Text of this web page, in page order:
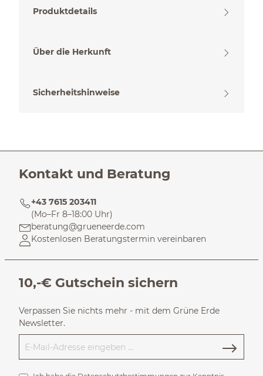
Produktdetails
Über die Herkunft
Sicherheitshinweise
Kontakt und Beratung
+43 7615 203411
(Mo–Fr 8–18:00 Uhr)
beratung@grueneerde.com
Kostenlosen Beratungstermin vereinbaren
10,-€ Gutschein sichern
Verpassen Sie nichts mehr - mit dem Grüne Erde
Newsletter.